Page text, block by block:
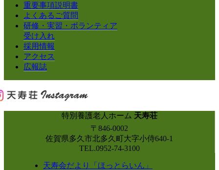
重要事項説明書
よくあるご質問
研修・実習・ボランティア
受け入れ
採用情報
アクセス
広報誌
特別養護老人ホーム 天寿荘
〒846-0002
佐賀県多久市北多久町大字小侍640-1
TEL.0952-74-3100
天寿会だより「ほっとらいん」